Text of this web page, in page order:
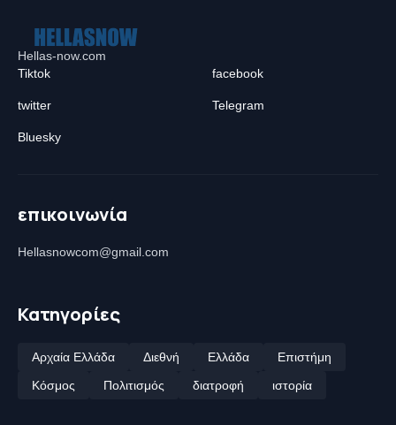
Hellas-now.com
Tiktok
facebook
twitter Telegram
Bluesky
επικοινωνία
Hellasnowcom@gmail.com
Κατηγορίες
Αρχαία Ελλάδα Διεθνή Ελλάδα
Επιστήμη
Κόσμος
Πολιτισμός διατροφή ιστορία